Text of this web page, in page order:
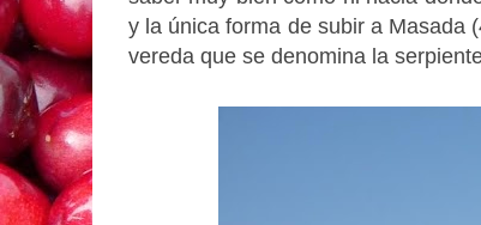
y la única forma de subir a Masada
vereda que se denomina la